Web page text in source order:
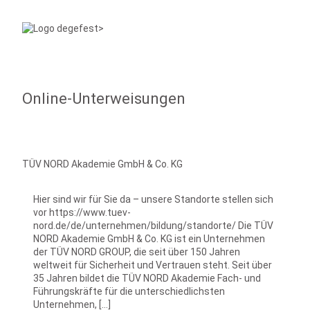
Online-Unterweisungen
TÜV NORD Akademie GmbH & Co. KG
Hier sind wir für Sie da – unsere Standorte stellen sich
vor https://www.tuev-
nord.de/de/unternehmen/bildung/standorte/ Die TÜV
NORD Akademie GmbH & Co. KG ist ein Unternehmen
der TÜV NORD GROUP, die seit über 150 Jahren
weltweit für Sicherheit und Vertrauen steht. Seit über
35 Jahren bildet die TÜV NORD Akademie Fach- und
Führungskräfte für die unterschiedlichsten
Unternehmen, […]